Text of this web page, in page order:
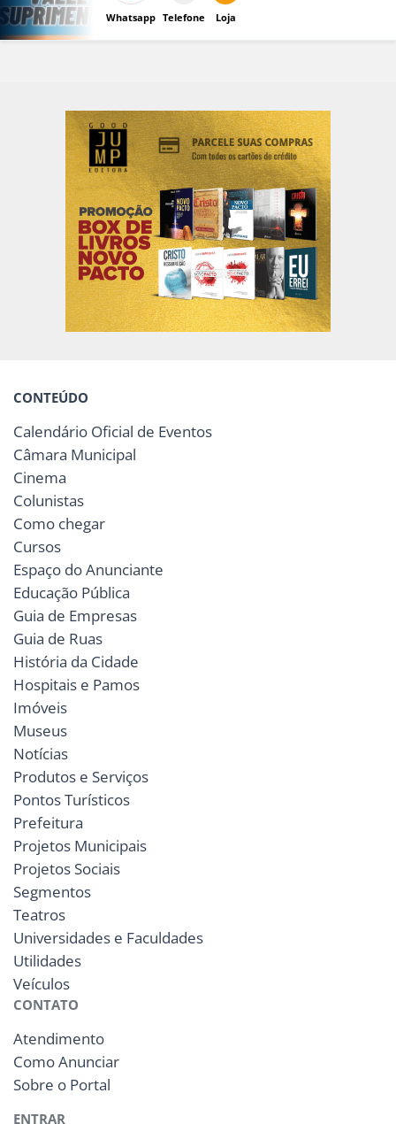
região do Litoral Norte.
Whatsapp Telefone Loja
CONTEÚDO
Calendário Oficial de Eventos
Câmara Municipal
Cinema
Colunistas
Como chegar
Cursos
Espaço do Anunciante
Educação Pública
Guia de Empresas
Guia de Ruas
História da Cidade
Hospitais e Pamos
Imóveis
Museus
Notícias
Produtos e Serviços
Pontos Turísticos
Prefeitura
Projetos Municipais
Projetos Sociais
Segmentos
Teatros
Universidades e Faculdades
Utilidades
Veículos
CONTATO
Atendimento
Como Anunciar
Sobre o Portal
ENTRAR